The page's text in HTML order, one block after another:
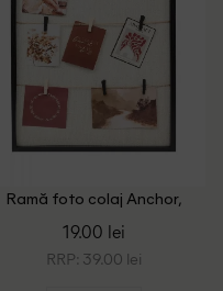
Ramă foto colaj Anchor,
19.00 lei
RRP: 39.00 lei